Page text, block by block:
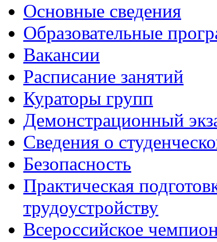
Основные сведения
Образовательные
Вакансии
Расписание занятий
Кураторы групп
Демонстрационный
Сведения о
Безопасность
Практическая
трудоустройству
Всероссийское